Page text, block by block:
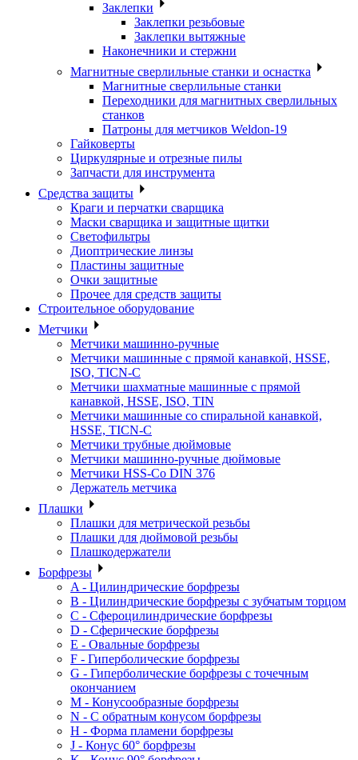
Заклепки
Заклепки резьбовые
Заклепки вытяжные
Наконечники и стержни
Магнитные сверлильные станки и оснастка
Магнитные сверлильные станки
Переходники для магнитных сверлильных
станков
Патроны для метчиков Weldon-19
Гайковерты
Циркулярные и отрезные пилы
Запчасти для инструмента
Средства защиты
Краги и перчатки сварщика
Маски сварщика и защитные щитки
Светофильтры
Диоптрические линзы
Пластины защитные
Очки защитные
Прочее для средств защиты
Строительное оборудование
Метчики
Метчики машинно-ручные
Метчики машинные с прямой канавкой, HSSE,
ISO, TICN-C
Метчики шахматные машинные с прямой
канавкой, HSSE, ISO, TIN
Метчики машинные со спиральной канавкой,
HSSE, TICN-C
Метчики трубные дюймовые
Метчики машинно-ручные дюймовые
Метчики HSS-Co DIN 376
Держатель метчика
Плашки
Плашки для метрической резьбы
Плашки для дюймовой резьбы
Плашкодержатели
Борфрезы
A - Цилиндрические борфрезы
B - Цилиндрические борфрезы с зубчатым торцом
C - Сфероцилиндрические борфрезы
D - Сферические борфрезы
E - Овальные борфрезы
F - Гиперболические борфрезы
G - Гиперболические борфрезы с точечным
окончанием
M - Конусообразные борфрезы
N - С обратным конусом борфрезы
H - Форма пламени борфрезы
J - Конус 60° борфрезы